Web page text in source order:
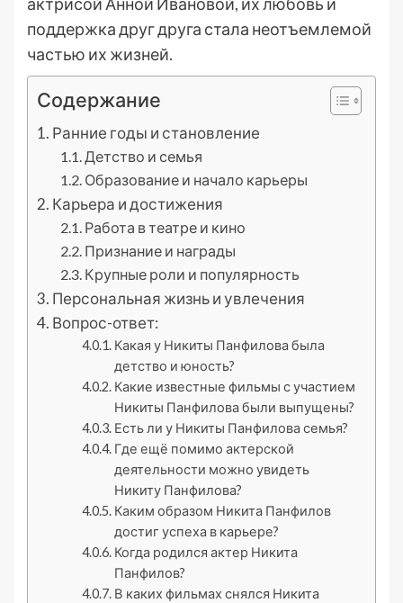
поддержка друг друга стала неотъемлемой
частью их жизней.
Содержание
Ранние годы и становление
Детство и семья
Образование и начало карьеры
Карьера и достижения
Работа в театре и кино
Признание и награды
Крупные роли и популярность
Персональная жизнь и увлечения
Вопрос-ответ:
Какая у Никиты Панфилова была
детство и юность?
Какие известные фильмы с участием
Никиты Панфилова были выпущены?
Есть ли у Никиты Панфилова семья?
Где ещё помимо актерской
деятельности можно увидеть
Никиту Панфилова?
Каким образом Никита Панфилов
достиг успеха в карьере?
Когда родился актер Никита
Панфилов?
В каких фильмах снялся Никита